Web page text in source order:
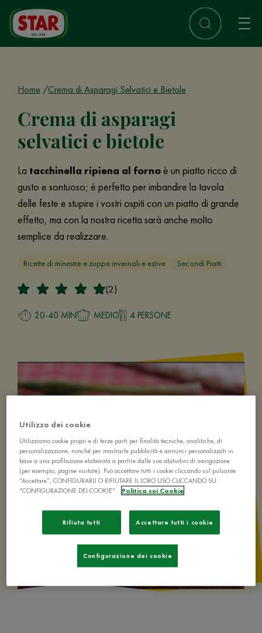
Home Crema di Asparagi Selvatici e Bietole
Crema di asparagi
selvatici e bietole
La tacchinella ripiena al fornoè un piatto ricco di
gusto e sontuoso; é perfetto per imbandire la tavola
delle feste e stupire i vostri ospiti con un piatto di grande
effetto, ma con la nostra ricetta sarà anche molto
semplice da realizzare.
Ricette di minestre e zuppe invernali e estive Secondi Piatti
(2)
20-40 MIN MEDIO 4 PERSONE
Utilizzo dei cookie
Utilizziamo cookie propri e di terze parti per finalità tecniche, analitiche, di
personalizzazione, nonché per mostrarle pubblicità e annunci personalizzati in
base a una profilazione elaborata a partire dalle sue abitudini di navigazione
(per esempio, pagine visitate). Può accettare tutti i cookie cliccando sul pulsante
“Accettare”, CONFIGURARLI O RIFIUTARE IL LORO USO CLICCANDO SU
"CONFIGURAZIONE DEI COOKIE".
Politica sui Cookie
Rifiuta tutti Accettare tutti i cookie
Configurazione dei cookie